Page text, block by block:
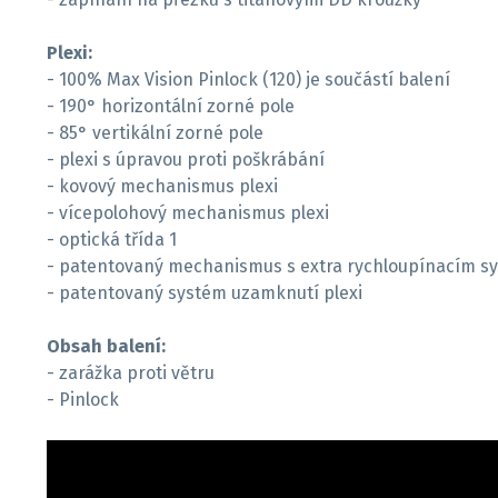
Plexi:
- 100% Max Vision Pinlock (120) je součástí balení
- 190° horizontální zorné pole
- 85° vertikální zorné pole
- plexi s úpravou proti poškrábání
- kovový mechanismus plexi
- vícepolohový mechanismus plexi
- optická třída 1
- patentovaný mechanismus s extra rychloupínacím
- patentovaný systém uzamknutí plexi
Obsah balení:
- zarážka proti větru
- Pinlock